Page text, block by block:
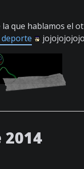
la que hablamos el
deporte